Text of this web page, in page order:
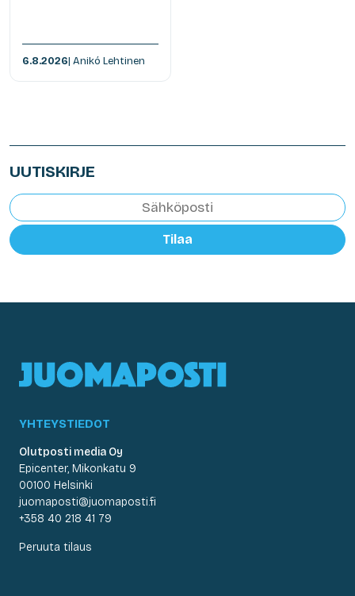
6.8.2026| Anikó Lehtinen
UUTISKIRJE
Tilaa
YHTEYSTIEDOT
Olutposti media Oy
Epicenter, Mikonkatu 9
00100 Helsinki
juomaposti@juomaposti.fi
+358 40 218 41 79
Peruuta tilaus